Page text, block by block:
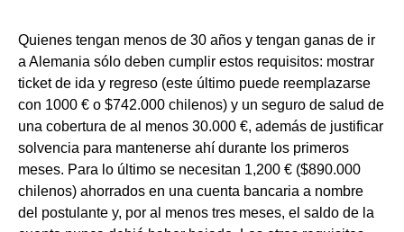
Quienes tengan menos de 30 años y tengan ganas de ir
a Alemania sólo deben cumplir estos requisitos: mostrar
ticket de ida y regreso (este último puede reemplazarse
con 1000 € o $742.000 chilenos) y un seguro de salud de
una cobertura de al menos 30.000 €, además de justificar
solvencia para mantenerse ahí durante los primeros
meses. Para lo último se necesitan 1,200 € ($890.000
chilenos) ahorrados en una cuenta bancaria a nombre
del postulante y, por al menos tres meses, el saldo de la